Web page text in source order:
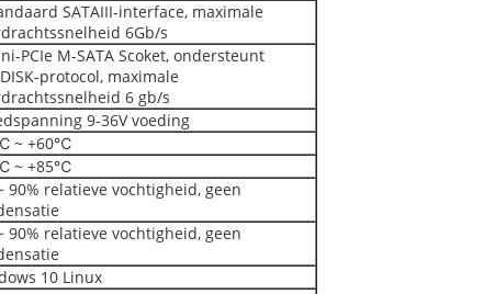
SATAIII-interface, maximale
6Gb/s
PCIe M-SATA Scoket, ondersteunt
protocol, maximale
6 gb/s
9-36V voeding
~ +60℃
~ +85℃
90% relatieve vochtigheid, geen
90% relatieve vochtigheid, geen
10 Linux